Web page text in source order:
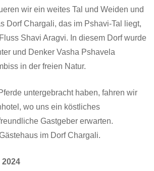
wir ein weites Tal und Weiden und
Dorf Chargali, das im Pshavi-Tal liegt,
Shavi Aragvi. In diesem Dorf wurde
und Denker Vasha Pshavela
in der freien Natur.
untergebracht haben, fahren wir
wo uns ein köstliches
Gastgeber erwarten.
im Dorf Chargali.
2024